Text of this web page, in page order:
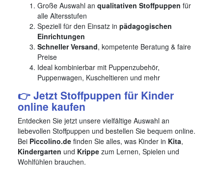
Große Auswahl an qualitativen Stoffpuppen für
alle Altersstufen
Speziell für den Einsatz in pädagogischen
Einrichtungen
Schneller Versand, kompetente Beratung & faire
Preise
Ideal kombinierbar mit Puppenzubehör,
Puppenwagen, Kuscheltieren und mehr
👉 Jetzt Stoffpuppen für Kinder
online kaufen
Entdecken Sie jetzt unsere vielfältige Auswahl an
liebevollen Stoffpuppen und bestellen Sie bequem online.
Bei Piccolino.de finden Sie alles, was Kinder in Kita,
Kindergarten und Krippe zum Lernen, Spielen und
Wohlfühlen brauchen.